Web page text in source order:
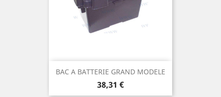
BAC A BATTERIE GRAND MODELE
Prix
38,31 €